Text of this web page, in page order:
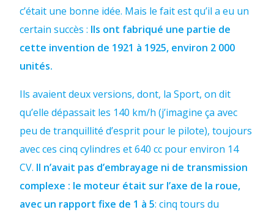
c’était une bonne idée. Mais le fait est qu’il a eu un
certain succès : Ils ont fabriqué une partie de
cette invention de 1921 à 1925, environ 2 000
unités.
Ils avaient deux versions, dont, la Sport, on dit
qu’elle dépassait les 140 km/h (j’imagine ça avec
peu de tranquillité d’esprit pour le pilote), toujours
avec ces cinq cylindres et 640 cc pour environ 14
CV. Il n’avait pas d’embrayage ni de transmission
complexe : le moteur était sur l’axe de la roue,
avec un rapport fixe de 1 à 5: cinq tours du